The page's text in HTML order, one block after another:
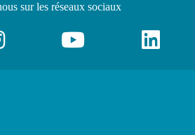
sur les réseaux sociaux